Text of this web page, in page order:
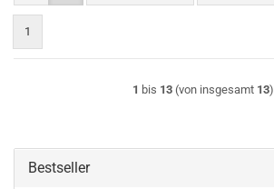
1
1 bis 13 (von insgesamt 13)
Bestseller